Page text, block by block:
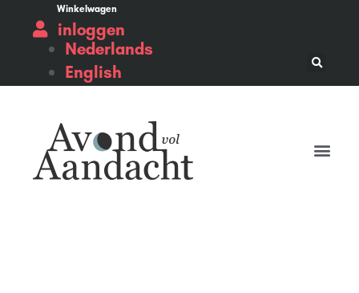
Winkelwagen
inloggen
Nederlands
English